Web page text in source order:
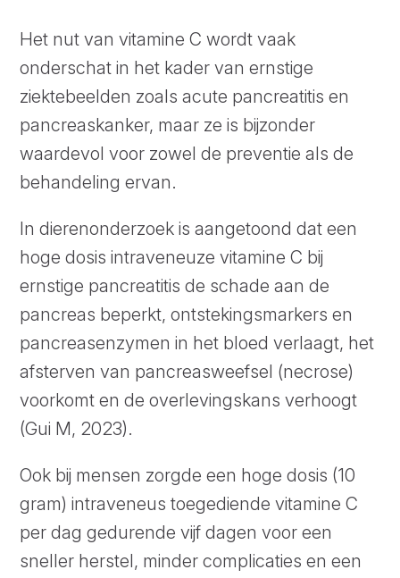
Het nut van vitamine C wordt vaak
onderschat in het kader van ernstige
ziektebeelden zoals acute pancreatitis en
pancreaskanker, maar ze is bijzonder
waardevol voor zowel de preventie als de
behandeling ervan.
In dierenonderzoek is aangetoond dat een
hoge dosis intraveneuze vitamine C bij
ernstige pancreatitis de schade aan de
pancreas beperkt, ontstekingsmarkers en
pancreasenzymen in het bloed verlaagt, het
afsterven van pancreasweefsel (necrose)
voorkomt en de overlevingskans verhoogt
(Gui M, 2023).
Ook bij mensen zorgde een hoge dosis (10
gram) intraveneus toegediende vitamine C
per dag gedurende vijf dagen voor een
sneller herstel, minder complicaties en een